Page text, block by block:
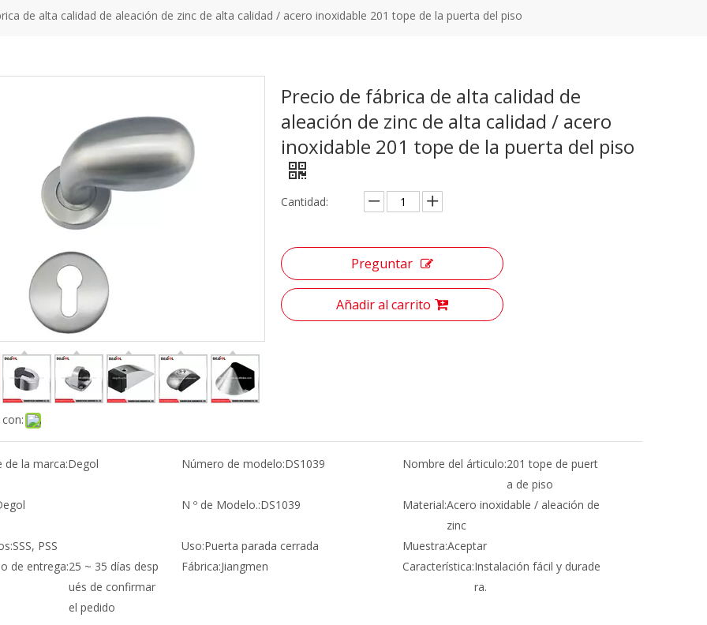
de alta calidad de aleación de zinc de alta calidad / acero inoxidable 201 tope de la puerta del piso
Precio de fábrica de alta calidad de
aleación de zinc de alta calidad / acero
inoxidable 201 tope de la puerta del piso
Cantidad:
Preguntar
Añadir al carrito
de la marca:Degol Número de modelo:DS1039 Nombre del árticulo:201 tope de puert
a de piso
N º de Modelo.:DS1039 Material:Acero inoxidable / aleación de
zinc
SSS, PSS Uso:Puerta parada cerrada Muestra:Aceptar
de entrega:25 ~ 35 días desp
ués de confirmar
el pedido
Fábrica:Jiangmen Característica:Instalación fácil y durade
ra.